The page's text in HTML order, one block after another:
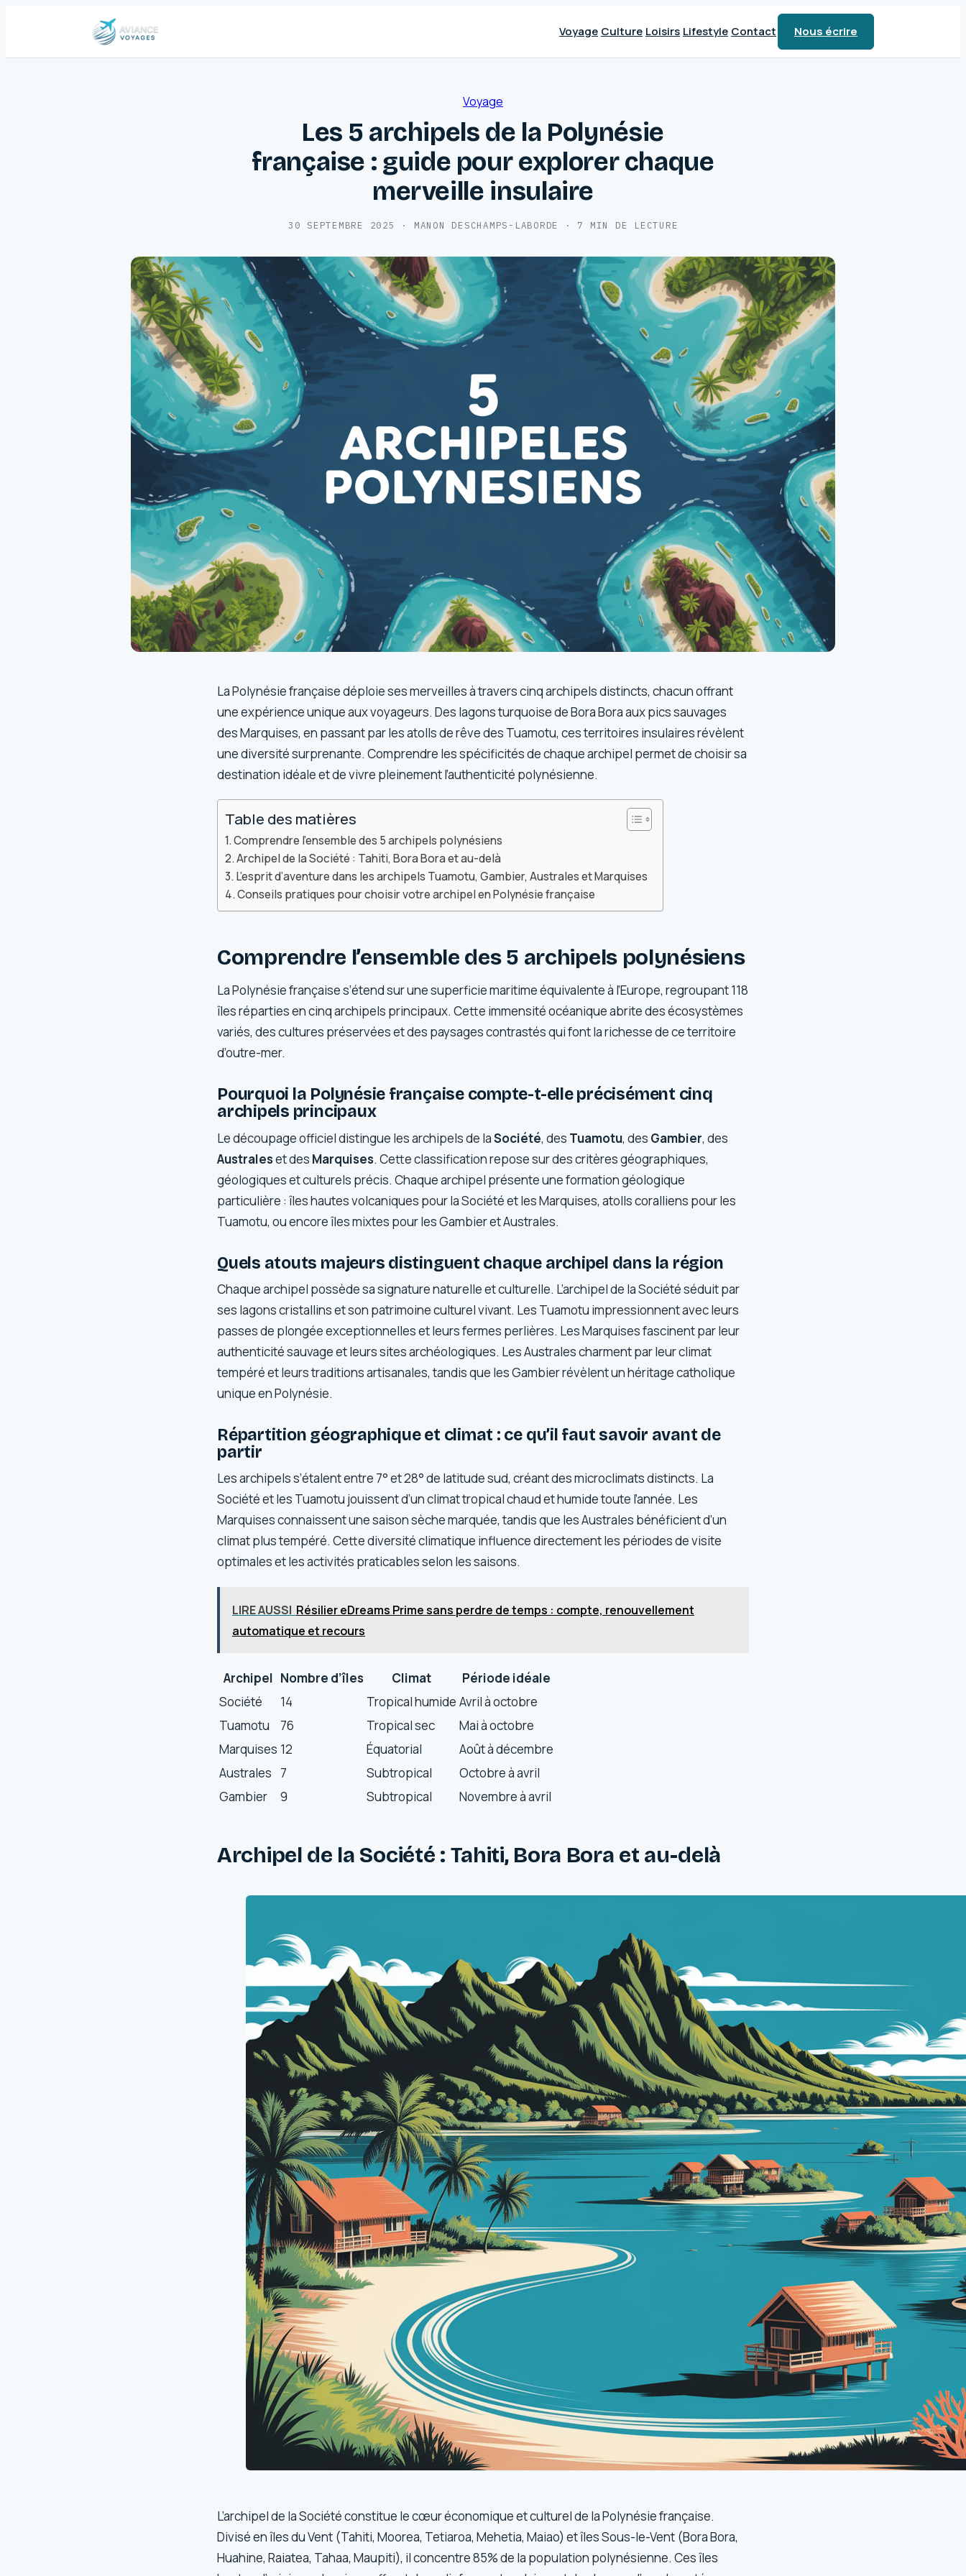
Voyage Culture Loisirs Lifestyle Contact Nous écrire
Voyage
Les 5 archipels de la Polynésie
française : guide pour explorer chaque
merveille insulaire
30 SEPTEMBRE 2025 · MANON DESCHAMPS-LABORDE · 7 MIN DE LECTURE
La Polynésie française déploie ses merveilles à travers cinq archipels distincts, chacun offrant
une expérience unique aux voyageurs. Des lagons turquoise de Bora Bora aux pics sauvages
des Marquises, en passant par les atolls de rêve des Tuamotu, ces territoires insulaires révèlent
une diversité surprenante. Comprendre les spécificités de chaque archipel permet de choisir sa
destination idéale et de vivre pleinement l’authenticité polynésienne.
Table des matières
Comprendre l’ensemble des 5 archipels polynésiens
Archipel de la Société : Tahiti, Bora Bora et au-delà
L’esprit d’aventure dans les archipels Tuamotu, Gambier, Australes et Marquises
Conseils pratiques pour choisir votre archipel en Polynésie française
Comprendre l’ensemble des 5 archipels polynésiens
La Polynésie française s’étend sur une superficie maritime équivalente à l’Europe, regroupant 118
îles réparties en cinq archipels principaux. Cette immensité océanique abrite des écosystèmes
variés, des cultures préservées et des paysages contrastés qui font la richesse de ce territoire
d’outre-mer.
Pourquoi la Polynésie française compte-t-elle précisément cinq
archipels principaux
Le découpage officiel distingue les archipels de laSociété, des Tuamotu, des Gambier, des
Australeset des Marquises. Cette classification repose sur des critères géographiques,
géologiques et culturels précis. Chaque archipel présente une formation géologique
particulière : îles hautes volcaniques pour la Société et les Marquises, atolls coralliens pour les
Tuamotu, ou encore îles mixtes pour les Gambier et Australes.
Quels atouts majeurs distinguent chaque archipel dans la région
Chaque archipel possède sa signature naturelle et culturelle. L’archipel de la Société séduit par
ses lagons cristallins et son patrimoine culturel vivant. Les Tuamotu impressionnent avec leurs
passes de plongée exceptionnelles et leurs fermes perlières. Les Marquises fascinent par leur
authenticité sauvage et leurs sites archéologiques. Les Australes charment par leur climat
tempéré et leurs traditions artisanales, tandis que les Gambier révèlent un héritage catholique
unique en Polynésie.
Répartition géographique et climat : ce qu’il faut savoir avant de
partir
Les archipels s’étalent entre 7° et 28° de latitude sud, créant des microclimats distincts. La
Société et les Tuamotu jouissent d’un climat tropical chaud et humide toute l’année. Les
Marquises connaissent une saison sèche marquée, tandis que les Australes bénéficient d’un
climat plus tempéré. Cette diversité climatique influence directement les périodes de visite
optimales et les activités praticables selon les saisons.
LIRE AUSSI Résilier eDreams Prime sans perdre de temps : compte, renouvellement
automatique et recours
Archipel Nombre d’îles Climat
Période idéale
Société
14 Tropical humide Avril à octobre
Tuamotu
76 Tropical sec
Mai à octobre
Marquises 12 Équatorial
Août à décembre
Australes
7 Subtropical
Octobre à avril
Gambier
9 Subtropical Novembre à avril
Archipel de la Société : Tahiti, Bora Bora et au-delà
L’archipel de la Société constitue le cœur économique et culturel de la Polynésie française.
Divisé en îles du Vent (Tahiti, Moorea, Tetiaroa, Mehetia, Maiao) et îles Sous-le-Vent (Bora Bora,
Huahine, Raiatea, Tahaa, Maupiti), il concentre 85% de la population polynésienne. Ces îles